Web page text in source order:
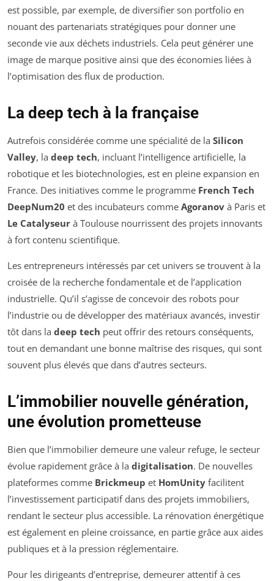
est possible, par exemple, de diversifier son portfolio en
nouant des partenariats stratégiques pour donner une
seconde vie aux déchets industriels. Cela peut générer une
image de marque positive ainsi que des économies liées à
l’optimisation des flux de production.
La deep tech à la française
Autrefois considérée comme une spécialité de la Silicon
Valley, la deep tech, incluant l’intelligence artificielle, la
robotique et les biotechnologies, est en pleine expansion en
France. Des initiatives comme le programme French Tech
DeepNum20 et des incubateurs comme Agoranov à Paris et
Le Catalyseur à Toulouse nourrissent des projets innovants
à fort contenu scientifique.
Les entrepreneurs intéressés par cet univers se trouvent à la
croisée de la recherche fondamentale et de l’application
industrielle. Qu’il s’agisse de concevoir des robots pour
l’industrie ou de développer des matériaux avancés, investir
tôt dans la deep tech peut offrir des retours conséquents,
tout en demandant une bonne maîtrise des risques, qui sont
souvent plus élevés que dans d’autres secteurs.
L’immobilier nouvelle génération,
une évolution prometteuse
Bien que l’immobilier demeure une valeur refuge, le secteur
évolue rapidement grâce à la digitalisation. De nouvelles
plateformes comme Brickmeup et HomUnity facilitent
l’investissement participatif dans des projets immobiliers,
rendant le secteur plus accessible. La rénovation énergétique
est également en pleine croissance, en partie grâce aux aides
publiques et à la pression réglementaire.
Pour les dirigeants d’entreprise, demeurer attentif à ces